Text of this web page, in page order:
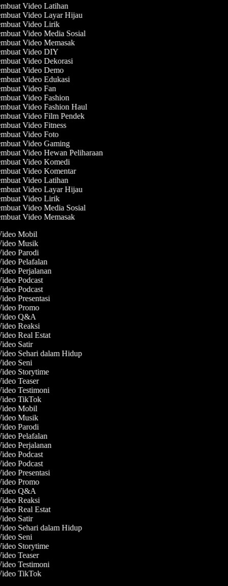
Video Latihan
Video Layar Hijau
Video Lirik
Video Media Sosial
Video Memasak
Video DIY
Video Dekorasi
Video Demo
Video Edukasi
Video Fan
Video Fashion
Video Fashion Haul
Video Film Pendek
Video Fitness
Video Foto
Video Gaming
Video Hewan Peliharaan
Video Komedi
Video Komentar
Video Latihan
Video Layar Hijau
Video Lirik
Video Media Sosial
Video Memasak
Mobil
Musik
Parodi
Pelafalan
Perjalanan
Podcast
Podcast
Presentasi
Promo
Q&A
Reaksi
Real Estat
Satir
Sehari dalam Hidup
Seni
Storytime
Teaser
Testimoni
TikTok
Mobil
Musik
Parodi
Pelafalan
Perjalanan
Podcast
Podcast
Presentasi
Promo
Q&A
Reaksi
Real Estat
Satir
Sehari dalam Hidup
Seni
Storytime
Teaser
Testimoni
TikTok